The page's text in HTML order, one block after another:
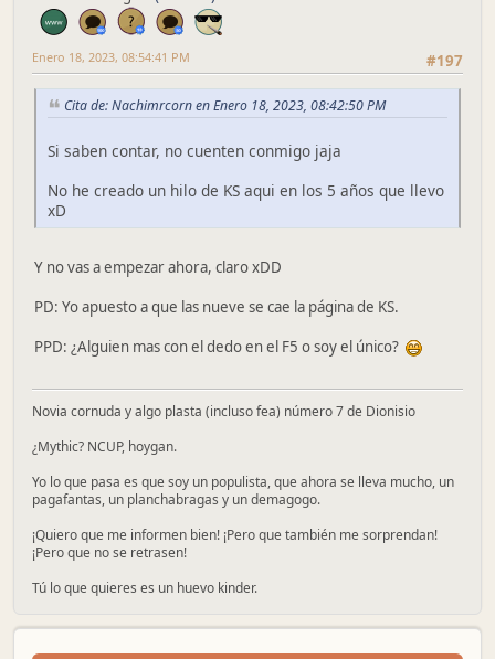
#197
Enero 18, 2023, 08:54:41 PM
Cita de: Nachimrcorn en Enero 18, 2023, 08:42:50 PM
Si saben contar, no cuenten conmigo jaja
No he creado un hilo de KS aqui en los 5 años que llevo
xD
Y no vas a empezar ahora, claro xDD
PD: Yo apuesto a que las nueve se cae la página de KS.
PPD: ¿Alguien mas con el dedo en el F5 o soy el único?
Novia cornuda y algo plasta (incluso fea) número 7 de Dionisio
¿Mythic? NCUP, hoygan.
Yo lo que pasa es que soy un populista, que ahora se lleva mucho, un
pagafantas, un planchabragas y un demagogo.
¡Quiero que me informen bien! ¡Pero que también me sorprendan!
¡Pero que no se retrasen!
Tú lo que quieres es un huevo kinder.